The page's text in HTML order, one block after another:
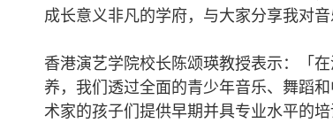
成长意义非凡的学府，与大家分享我对音
香港演艺学院校长陈颂瑛教授表示：「
养，我们透过全面的青少年音乐、舞蹈
术家的孩子们提供早期并具专业水平的